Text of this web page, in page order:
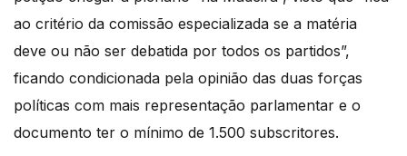
ao critério da comissão especializada se a matéria
deve ou não ser debatida por todos os partidos”,
ficando condicionada pela opinião das duas forças
políticas com mais representação parlamentar e o
documento ter o mínimo de 1.500 subscritores.